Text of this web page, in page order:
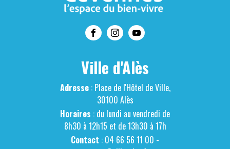
Ville d'Alès
Adresse: Place de l'Hôtel de Ville,
30100 Alès
Horaires : du lundi au vendredi de
8h30 à 12h15 et de 13h30 à 17h
Contact : 04 66 56 11 00 -